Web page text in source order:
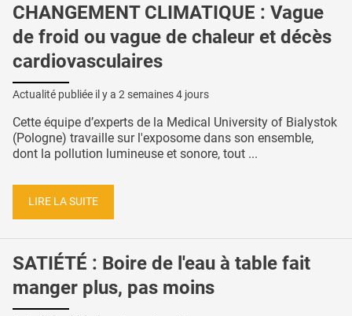
CHANGEMENT CLIMATIQUE : Vague
de froid ou vague de chaleur et décès
cardiovasculaires
Actualité publiée il y a 2 semaines 4 jours
Cette équipe d’experts de la Medical University of Bialystok
(Pologne) travaille sur l'exposome dans son ensemble,
dont la pollution lumineuse et sonore, tout ...
LIRE LA SUITE
SATIÉTÉ : Boire de l'eau à table fait
manger plus, pas moins